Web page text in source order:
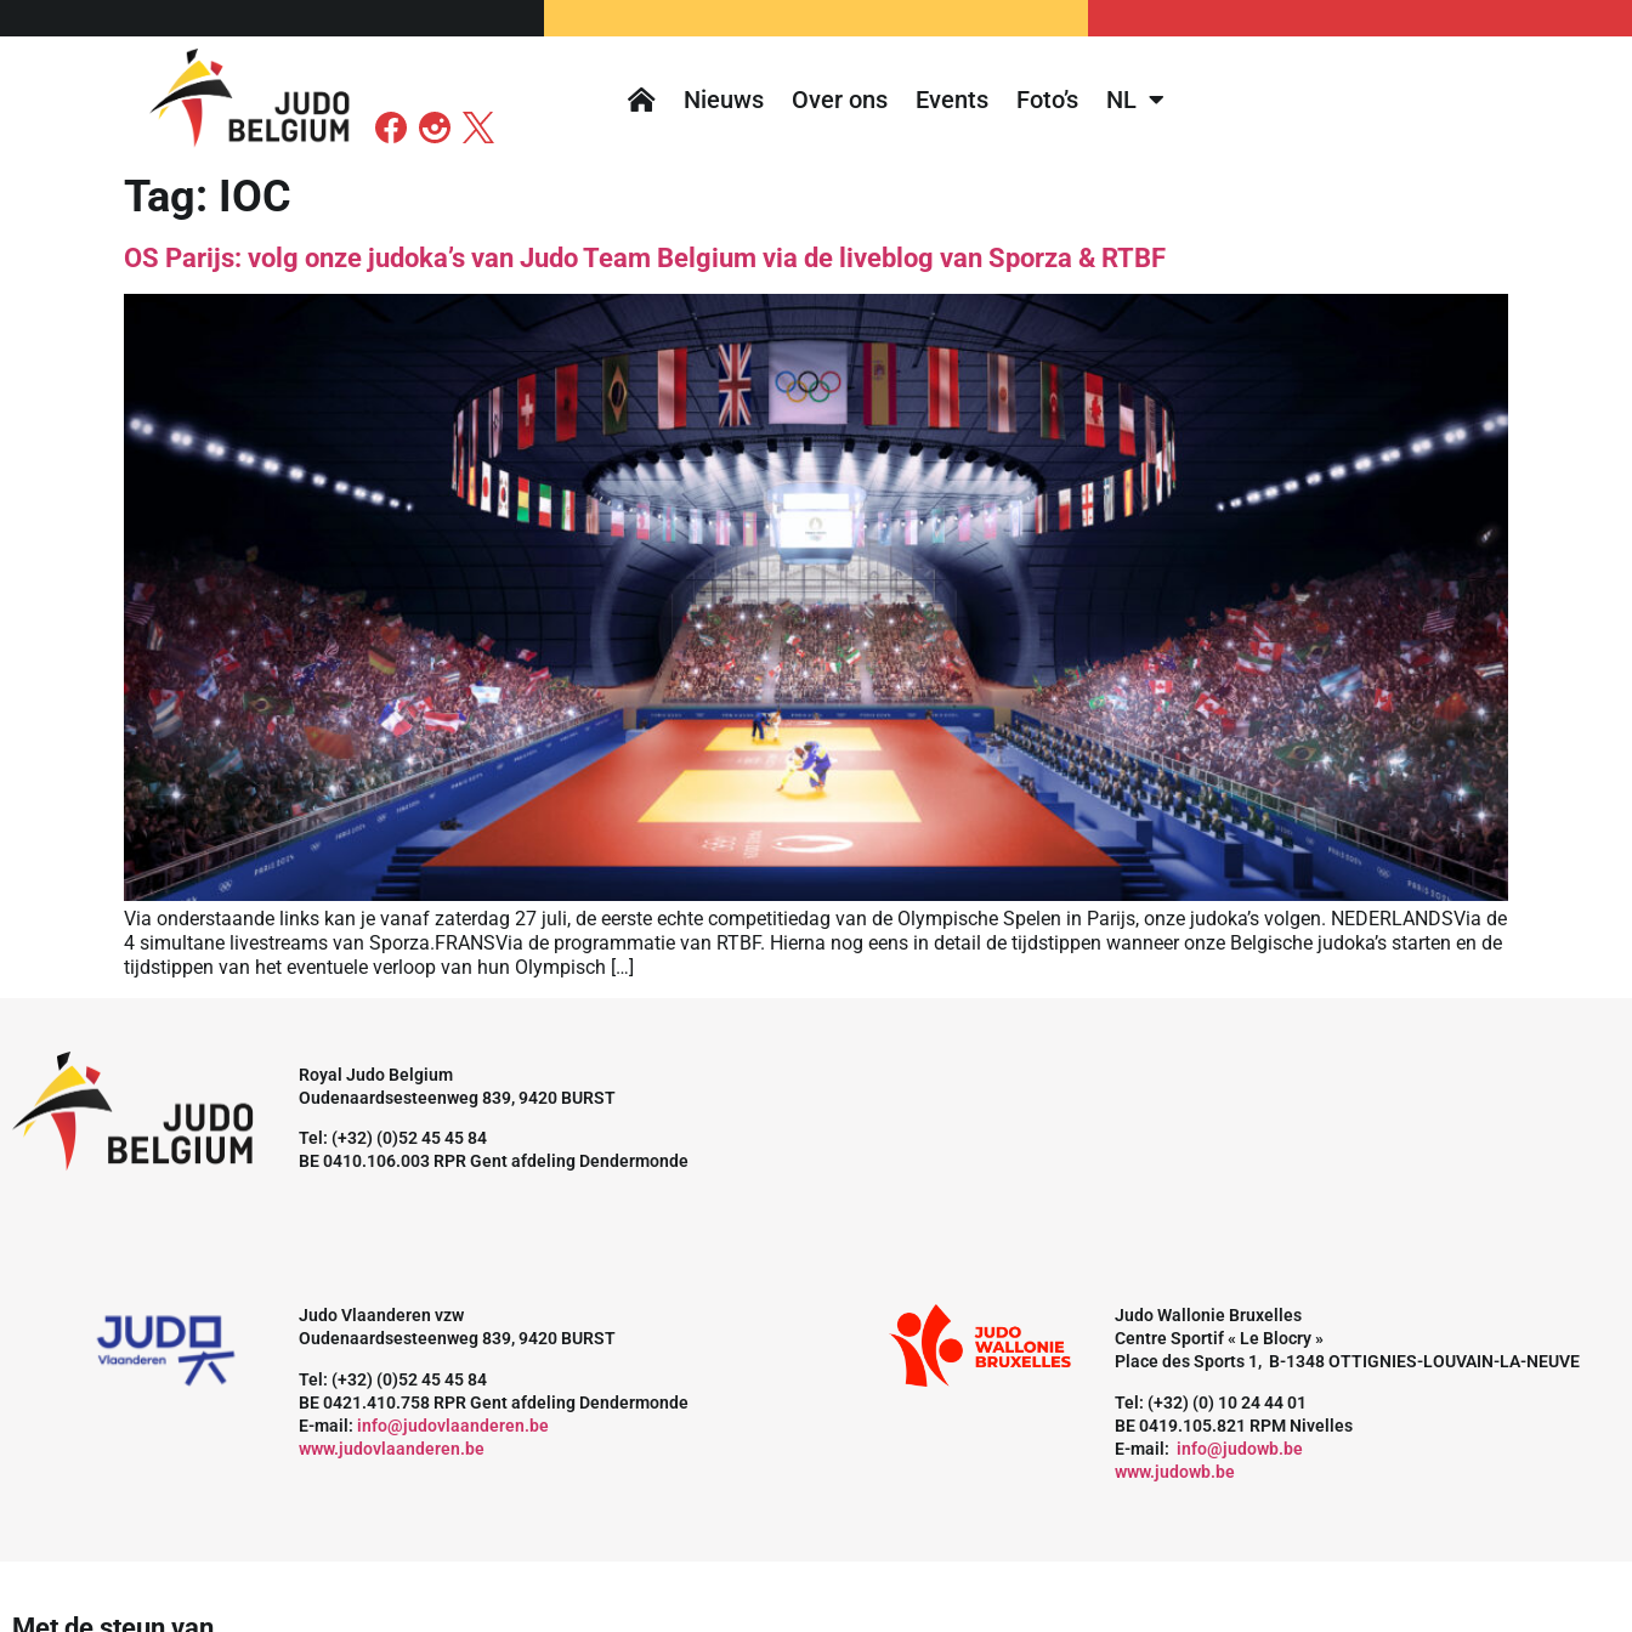
Nieuws Over ons Events Foto’s NL
Tag: IOC
OS Parijs: volg onze judoka’s van Judo Team Belgium via de liveblog van Sporza & RTBF
Via onderstaande links kan je vanaf zaterdag 27 juli, de eerste echte competitiedag van de Olympische Spelen in Parijs, onze judoka’s volgen. NEDERLANDSVia de
4 simultane livestreams van Sporza.FRANSVia de programmatie van RTBF. Hierna nog eens in detail de tijdstippen wanneer onze Belgische judoka’s starten en de
tijdstippen van het eventuele verloop van hun Olympisch […]
Royal Judo Belgium
Oudenaardsesteenweg 839, 9420 BURST
Tel: (+32) (0)52 45 45 84
BE 0410.106.003 RPR Gent afdeling Dendermonde
Judo Vlaanderen vzw
Oudenaardsesteenweg 839, 9420 BURST
Tel: (+32) (0)52 45 45 84
BE 0421.410.758 RPR Gent afdeling Dendermonde
E-mail: info@judovlaanderen.be
www.judovlaanderen.be
Judo Wallonie Bruxelles
Centre Sportif « Le Blocry »
Place des Sports 1, B-1348 OTTIGNIES-LOUVAIN-LA-NEUVE
Tel: (+32) (0) 10 24 44 01
BE 0419.105.821 RPM Nivelles
E-mail: info@judowb.be
www.judowb.be